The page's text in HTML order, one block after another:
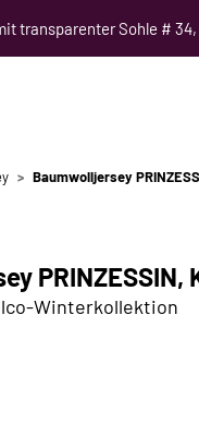
transparenter Sohle # 34,
Baumwolljersey
Winterkollektion